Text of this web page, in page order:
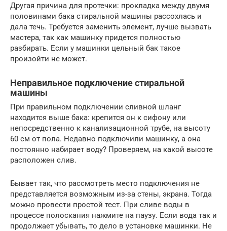
Другая причина для протечки: прокладка между двумя
половинами бака стиральной машины рассохлась и
дала течь. Требуется заменить элемент, лучше вызвать
мастера, так как машинку придется полностью
разбирать. Если у машинки цельный бак такое
произойти не может.
Неправильное подключение стиральной
машины
При правильном подключении сливной шланг
находится выше бака: крепится он к сифону или
непосредственно к канализационной трубе, на высоту
60 см от пола. Недавно подключили машинку, а она
постоянно набирает воду? Проверяем, на какой высоте
расположен слив.
Бывает так, что рассмотреть место подключения не
представляется возможным из-за стены, экрана. Тогда
можно провести простой тест. При сливе воды в
процессе полоскания нажмите на паузу. Если вода так и
продолжает убывать, то дело в установке машинки. Не